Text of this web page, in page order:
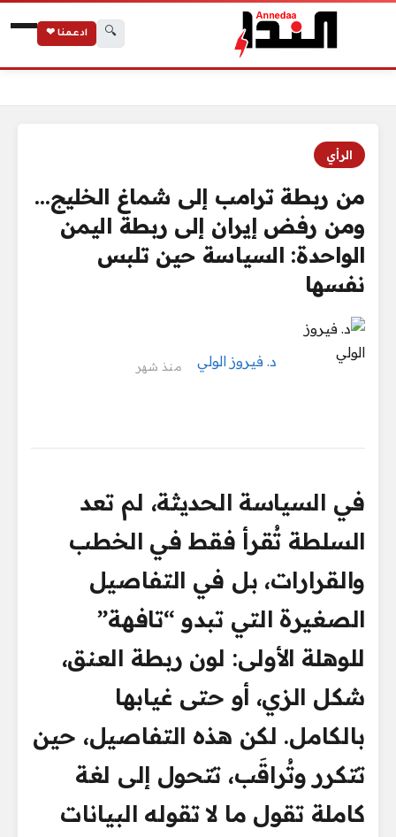
🔍 ادعمنا ❤
الرأي
من ربطة ترامب إلى شماغ الخليج…
ومن رفض إيران إلى ربطة اليمن
الواحدة: السياسة حين تلبس
نفسها
د. فيروز الولي منذ شهر
في السياسة الحديثة، لم تعد
السلطة تُقرأ فقط في الخطب
والقرارات، بل في التفاصيل
الصغيرة التي تبدو “تافهة”
للوهلة الأولى: لون ربطة العنق،
شكل الزي، أو حتى غيابها
بالكامل. لكن هذه التفاصيل، حين
تتكرر وتُراقَب، تتحول إلى لغة
كاملة تقول ما لا تقوله البيانات